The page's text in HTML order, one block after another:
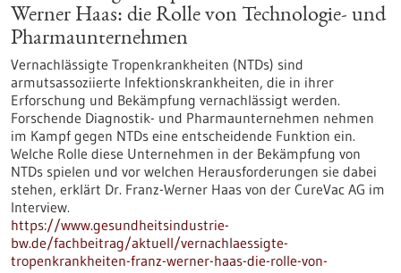
Werner Haas: die Rolle von Technologie- und
Pharmaunternehmen
Vernachlässigte Tropenkrankheiten (NTDs) sind
armutsassoziierte Infektionskrankheiten, die in ihrer
Erforschung und Bekämpfung vernachlässigt werden.
Forschende Diagnostik- und Pharmaunternehmen nehmen
im Kampf gegen NTDs eine entscheidende Funktion ein.
Welche Rolle diese Unternehmen in der Bekämpfung von
NTDs spielen und vor welchen Herausforderungen sie dabei
stehen, erklärt Dr. Franz-Werner Haas von der CureVac AG im
Interview.
https://www.gesundheitsindustrie-
bw.de/fachbeitrag/aktuell/vernachlaessigte-
tropenkrankheiten-franz-werner-haas-die-rolle-von-